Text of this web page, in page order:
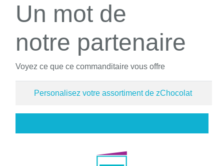
Un mot de
notre partenaire
Voyez ce que ce commanditaire vous offre
Personalisez votre assortiment de zChocolat